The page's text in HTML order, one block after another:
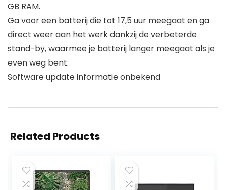
GB RAM.
Ga voor een batterij die tot 17,5 uur meegaat en ga
direct weer aan het werk dankzij de verbeterde
stand-by, waarmee je batterij langer meegaat als je
even weg bent.
Software update informatie onbekend
Related Products